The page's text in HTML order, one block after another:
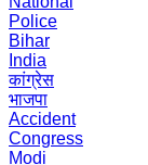
Police
Bihar
India
कांग्रेस
भाजपा
Accident
Congress
Modi